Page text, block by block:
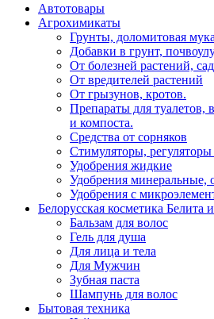
Автотовары
Агрохимикаты
Грунты, доломитовая
Добавки в грунт,
От болезней растений,
От вредителей растений
От грызунов, кротов.
Препараты для туалетов,
и компоста.
Средства от сорняков
Стимуляторы, регуляторы
Удобрения жидкие
Удобрения минеральные,
Удобрения с
Белорусская косметика Белита
Бальзам для волос
Гель для душа
Для лица и тела
Для Мужчин
Зубная паста
Шампунь для волос
Бытовая техника